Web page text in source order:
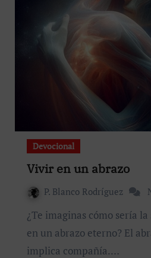
Devocional
Vivir en un abrazo
P. Blanco Rodríguez
¿Te imaginas cómo sería la sensación de vivir
en un abrazo eterno? El
implica compañía.…